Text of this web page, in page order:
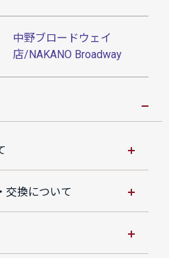
中野ブロードウェイ
店/NAKANO Broadway
交換について